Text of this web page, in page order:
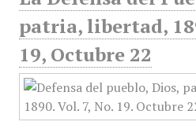
patria, libertad,
19, Octubre 22